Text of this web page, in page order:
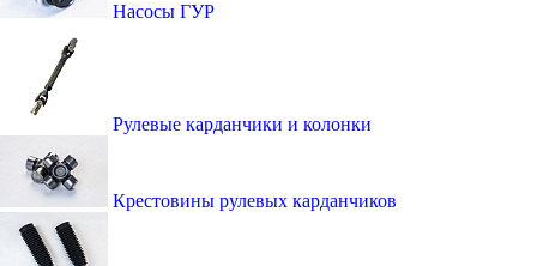
Насосы ГУР
Рулевые карданчики и колонки
Крестовины рулевых карданчиков